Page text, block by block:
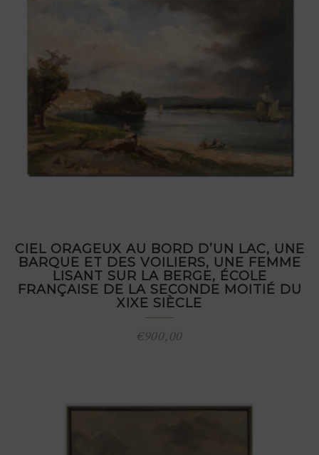
CIEL ORAGEUX AU BORD D’UN LAC, UNE
BARQUE ET DES VOILIERS, UNE FEMME
LISANT SUR LA BERGE, ÉCOLE
FRANÇAISE DE LA SECONDE MOITIÉ DU
XIXE SIÈCLE
€900,00